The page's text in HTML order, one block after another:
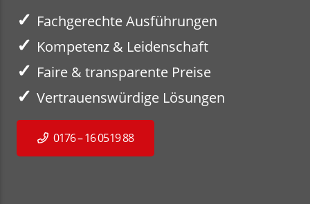
✓ Fachgerechte Ausführungen
✓ Kompetenz & Leidenschaft
✓ Faire & transparente Preise
✓ Vertrauenswürdige Lösungen
0176 – 16 0519 88